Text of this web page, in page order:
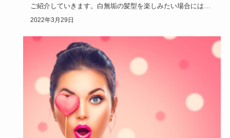
ご紹介していきます。白無垢の髪型を楽しみたい場合には、
洋髪がおすすめ…
2022年3月29日